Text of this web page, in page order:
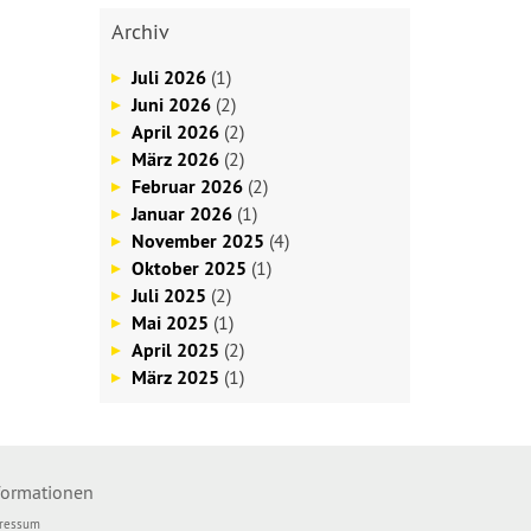
Archiv
Juli 2026 (1)
Juni 2026 (2)
April 2026 (2)
März 2026 (2)
Februar 2026 (2)
Januar 2026 (1)
November 2025 (4)
Oktober 2025 (1)
Juli 2025 (2)
Mai 2025 (1)
April 2025 (2)
März 2025 (1)